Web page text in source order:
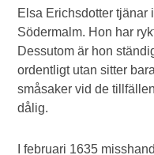
Elsa Erichsdotter tjänar
Södermalm. Hon har
Dessutom är hon
ordentligt utan sitter
småsaker vid de
dålig.
I februari 1635